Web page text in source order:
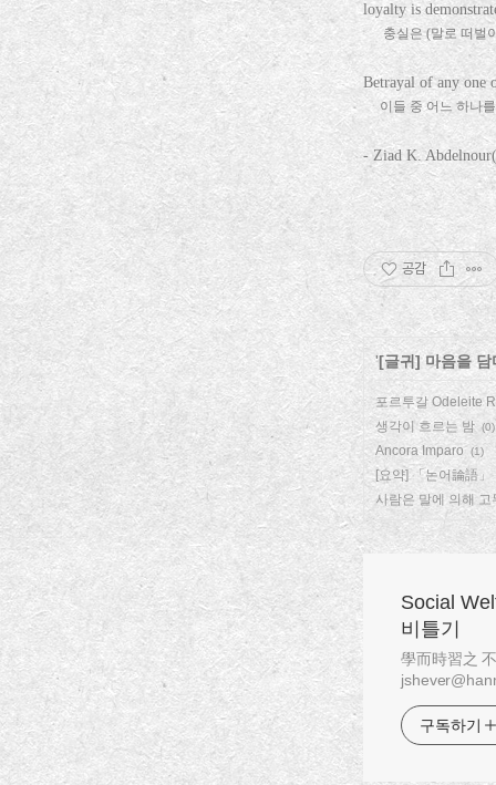
loyalty is
충실은 (말로 떠벌이
Betrayal of any one
이들 중 어느 하나를
- Ziad K.
공감
'[글귀] 마음을 담
포르투갈 Odeleite
생각이 흐르는 밤 (0)
Ancora Imparo (1)
[요약] 「논어論語」
사람은 말에 의해
Social
비틀기
學而時習之
구독하기